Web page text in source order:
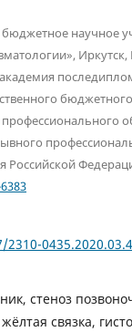
научное
Иркутск,
Российской
стеноз
связка,